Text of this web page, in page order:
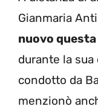
Gianmaria
nuovo
durante la
condotto da
menzionò